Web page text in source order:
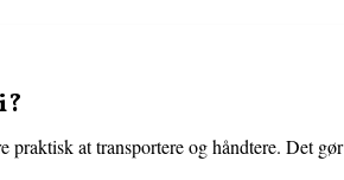
at transportere og håndtere. Det